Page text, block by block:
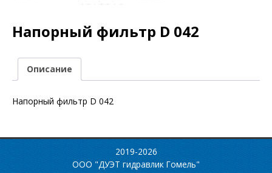
Напорный фильтр D 042
Описание
Напорный фильтр D 042
2019-2026
ООО "ДУЭТ гидравлик Гомель"